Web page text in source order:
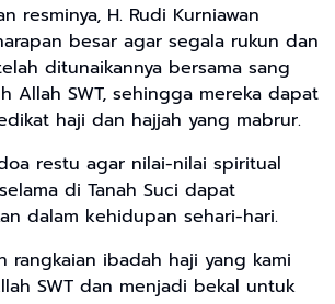
resminya, H. Rudi Kurniawan
besar agar segala rukun dan
ditunaikannya bersama sang
Allah SWT, sehingga mereka dapat
haji dan hajjah yang mabrur.
restu agar nilai-nilai spiritual
di Tanah Suci dapat
dalam kehidupan sehari-hari.
rangkaian ibadah haji yang kami
SWT dan menjadi bekal untuk